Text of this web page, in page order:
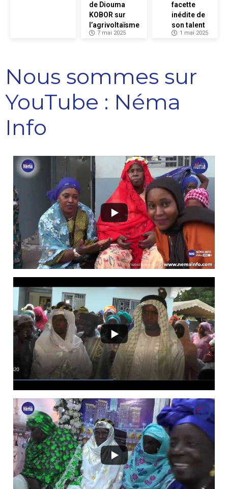
de Diouma
KOBOR sur
l’agrivoltaïsme
7 mai 2025
facette
inédite de
son talent
1 mai 2025
Nous sommes sur
YouTube : Néma
Info